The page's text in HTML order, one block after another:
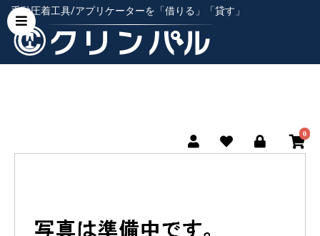
手動圧着工具/アプリケーターを「借りる」「貸す」
0